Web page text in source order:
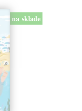
na sklade